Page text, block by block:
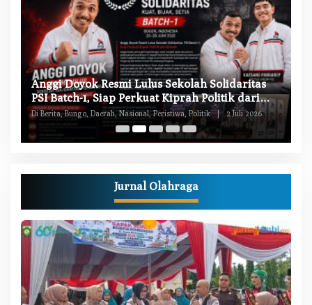
Anggi Doyok Resmi Lulus Sekolah Solidaritas
PSI Batch-1, Siap Perkuat Kiprah Politik dari
Daerah
Di Berita, Bungo, Daerah, Nasional, Peristiwa, Politik | 2 Juli 2026
Jurnal Olahraga